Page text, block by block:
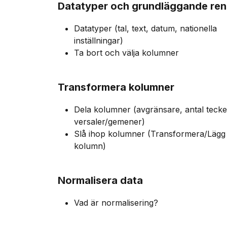
Datatyper och grundläggande
Datatyper (tal, text, datum, nationella
inställningar)
Ta bort och välja kolumner
Transformera kolumner
Dela kolumner (avgränsare, antal
versaler/gemener)
Slå ihop kolumner (Transformera/
kolumn)
Normalisera data
Vad är normalisering?